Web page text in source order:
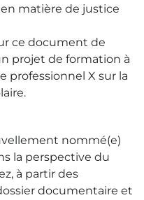
matière de justice
ce document de
projet de formation à
professionnel X sur la
nommé(e)
la perspective du
à partir des
documentaire et